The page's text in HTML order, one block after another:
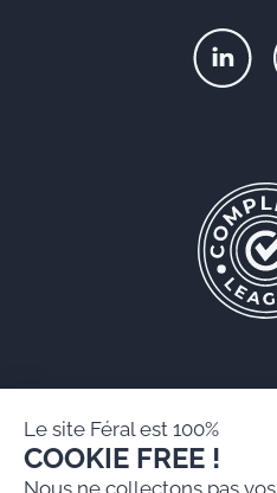
Le site Féral est 100%
COOKIE FREE !
Nous ne collectons pas vos